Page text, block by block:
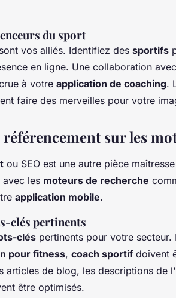
du sport
sont vos alliés. Identifiez des sportifs
en ligne. Une collaboration
à votre application de coaching.
faire des merveilles pour votre
sur les
ou SEO est une autre pièce
avec les moteurs de recherche
application mobile.
clés pertinents
clés pertinents pour votre secteur.
pour fitness, coach sportif doivent
articles de blog, les descriptions de
être optimisés.